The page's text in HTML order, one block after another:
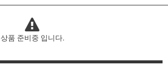
상품 준비중 입니다.